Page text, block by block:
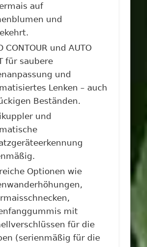
auf
und
CONTOUR und AUTO
für saubere
und
Lenken – auch
Beständen.
und
Optionen wie
mit
für die
(serienmäßig für die